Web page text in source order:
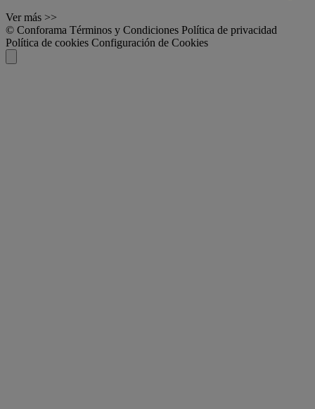
Ver más >>
© Conforama Términos y Condiciones Política de privacidad
Política de cookies Configuración de Cookies